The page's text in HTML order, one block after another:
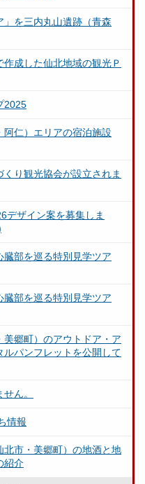
」を三内丸山遺跡（青森
成した仙北地域の観光Ｐ
2025
仁）エリアの宿泊施設
り観光協会が設立されま
デザイン案を募集しま
臓部を巡る特別見学ツア
臓部を巡る特別見学ツア
郷町）のアウトドア・ア
パンフレットを公開して
ん。
情報
市・美郷町）の地酒と地
紹介